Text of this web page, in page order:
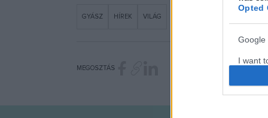
Opted
Google
I want
web
I want
GYÁSZ HÍREK VILÁG
MEGOSZTÁS